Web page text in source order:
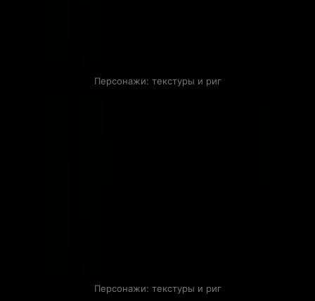
Персонажи: текстуры и риг
Персонажи: текстуры и риг